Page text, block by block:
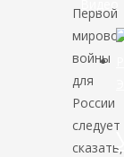
Первой
войны
для
России
следует
сказать,